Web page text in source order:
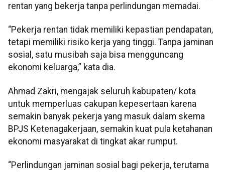
rentan yang bekerja tanpa perlindungan memadai.
“Pekerja rentan tidak memiliki kepastian pendapatan,
tetapi memiliki risiko kerja yang tinggi. Tanpa jaminan
sosial, satu musibah saja bisa mengguncang
ekonomi keluarga,” kata dia.
Ahmad Zakri, mengajak seluruh kabupaten/ kota
untuk memperluas cakupan kepesertaan karena
semakin banyak pekerja yang masuk dalam skema
BPJS Ketenagakerjaan, semakin kuat pula ketahanan
ekonomi masyarakat di tingkat akar rumput.
“Perlindungan jaminan sosial bagi pekerja, terutama